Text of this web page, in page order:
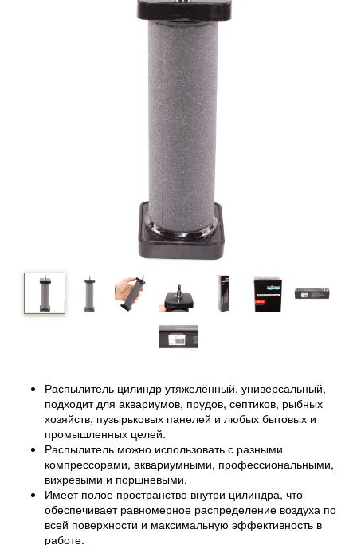
Распылитель цилиндр утяжелённый, универсальный,
подходит для аквариумов, прудов, септиков, рыбных
хозяйств, пузырьковых панелей и любых бытовых и
промышленных целей.
Распылитель можно использовать с разными
компрессорами, аквариумными, профессиональными,
вихревыми и поршневыми.
Имеет полое пространство внутри цилиндра, что
обеспечивает равномерное распределение воздуха по
всей поверхности и максимальную эффективность в
работе.